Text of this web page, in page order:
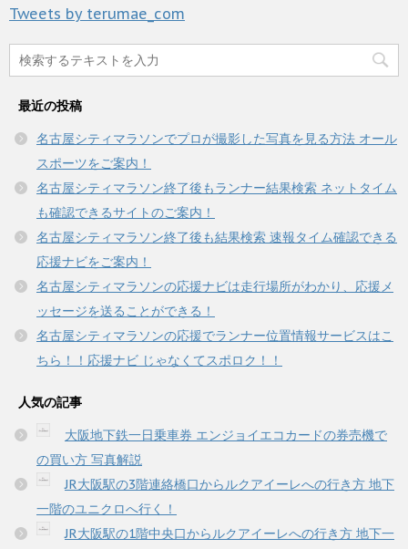
す
ウ
ィ
ド
ウ
で
)
て
く
さ
(
ィ
ン
で
開
ま
)
Tweets by terumae_com
最近の投稿
名古屋シティマラソンでプロが撮影した写真を見る方法 オール
スポーツをご案内！
名古屋シティマラソン終了後もランナー結果検索 ネットタイム
も確認できるサイトのご案内！
名古屋シティマラソン終了後も結果検索 速報タイム確認できる
応援ナビをご案内！
名古屋シティマラソンの応援ナビは走行場所がわかり、応援メ
ッセージを送ることができる！
名古屋シティマラソンの応援でランナー位置情報サービスはこ
ちら！！応援ナビ じゃなくてスポロク！！
人気の記事
大阪地下鉄一日乗車券 エンジョイエコカードの券売機で
の買い方 写真解説
JR大阪駅の3階連絡橋口からルクアイーレへの行き方 地下
一階のユニクロへ行く！
JR大阪駅の1階中央口からルクアイーレへの行き方 地下一